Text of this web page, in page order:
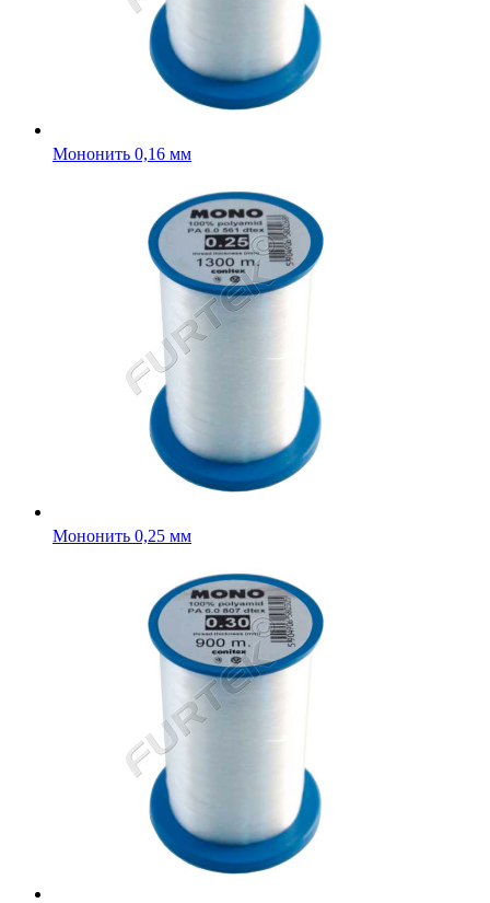
Мононить 0,16 мм
Мононить 0,25 мм